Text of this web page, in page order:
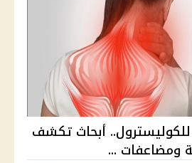
للكوليسترول.. أبحاث تكشف
ومضاعفات ...